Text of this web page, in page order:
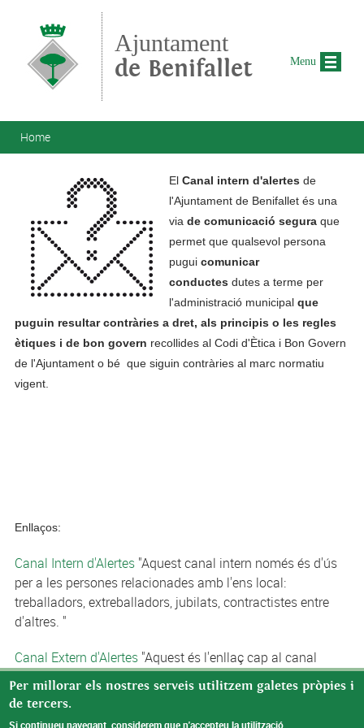
Ajuntament
de Benifallet
You are here
Home
El Canal intern d'alertes de
l'Ajuntament de Benifallet és una
via de comunicació seguraque
permet que qualsevol persona
pugui comunicar
conductes dutes a terme per
l'administració municipal que
puguin resultar contràries a dret, als principis o les regles
ètiques i de bon govern recollides al Codi d'Ètica i Bon Govern
de l'Ajuntament o bé que siguin contràries al marc normatiu
vigent.
Enllaços:
Canal Intern d'Alertes"Aquest canal intern només és d'ús
per a les persones relacionades amb l'ens local:
treballadors, extreballadors, jubilats, contractistes entre
d'altres. "
Canal Extern d'Alertes"Aquest és l'enllaç cap al canal
extern de l'Oficina Antifrau, a través del qual es poden
presentar alertes per qualsevol persona. "
Menu
Per millorar els nostres serveis utilitzem galetes pròpies i
de tercers.
Si continueu navegant, considerem que n'accepteu la utilització.